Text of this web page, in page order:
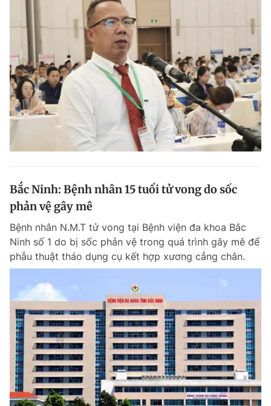
Bắc Ninh: Bệnh nhân 15 tuổi tử vong do sốc
phản vệ gây mê
Bệnh nhân N.M.T tử vong tại Bệnh viện đa khoa Bắc
Ninh số 1 do bị sốc phản vệ trong quá trình gây mê để
phẫu thuật tháo dụng cụ kết hợp xương cẳng chân.